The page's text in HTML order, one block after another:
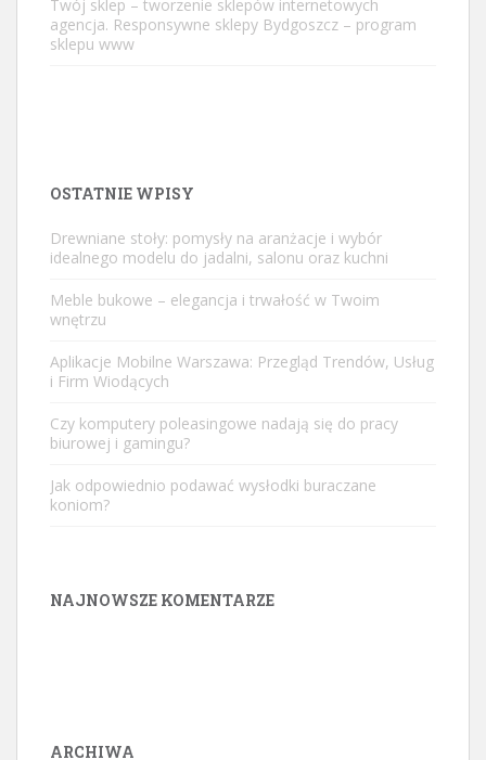
Twój sklep – tworzenie sklepów internetowych
agencja. Responsywne sklepy Bydgoszcz – program
sklepu www
OSTATNIE WPISY
Drewniane stoły: pomysły na aranżacje i wybór
idealnego modelu do jadalni, salonu oraz kuchni
Meble bukowe – elegancja i trwałość w Twoim
wnętrzu
Aplikacje Mobilne Warszawa: Przegląd Trendów, Usług
i Firm Wiodących
Czy komputery poleasingowe nadają się do pracy
biurowej i gamingu?
Jak odpowiednio podawać wysłodki buraczane
koniom?
NAJNOWSZE KOMENTARZE
ARCHIWA